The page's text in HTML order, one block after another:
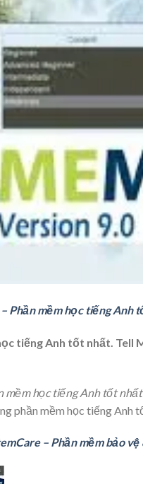
Phần mềm học tiếng Anh
tiếng Anh tốt nhất. Tell
mềm học tiếng Anh tốt nhất
phần mềm học tiếng Anh
– Phần mềm bảo